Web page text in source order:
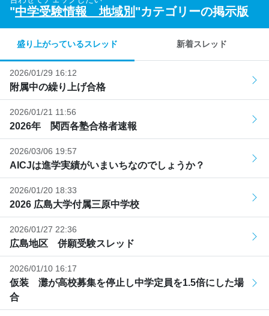
"中学受験情報 地域別 "カテゴリーの掲示版
盛り上がっているスレッド 新着スレッド
2026/01/29 16:12
附属中の繰り上げ合格
2026/01/21 11:56
2026年 関西各塾合格者速報
2026/03/06 19:57
AICJは進学実績がいまいちなのでしょうか？
2026/01/20 18:33
2026 広島大学付属三原中学校
2026/01/27 22:36
広島地区 併願受験スレッド
2026/01/10 16:17
仮装 灘が高校募集を停止し中学定員を1.5倍にした場
合